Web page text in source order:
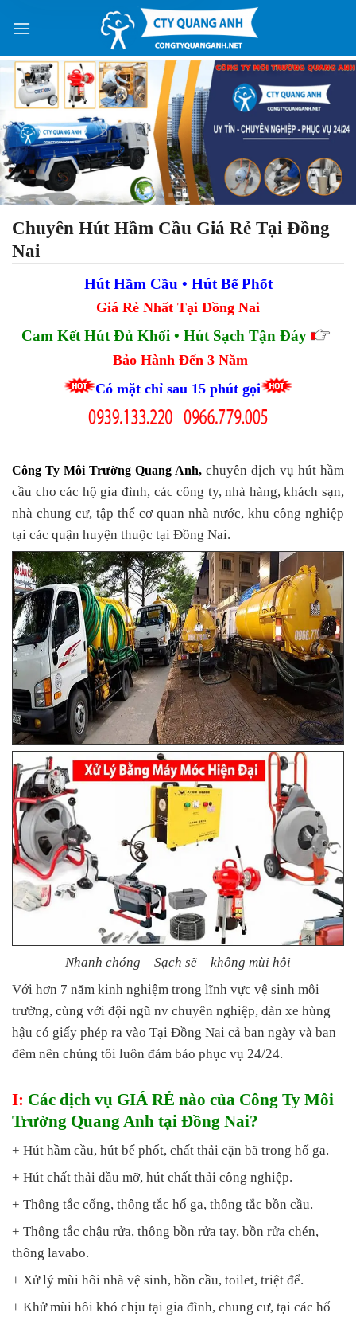
Chuyên Hút Hầm Cầu Giá Rẻ Tại Đồng
Nai
Hút Hầm Cầu • Hút Bể Phốt
Giá Rẻ Nhất Tại Đồng Nai
Cam Kết Hút Đủ Khối • Hút Sạch Tận Đáy
Bảo Hành Đến 3 Năm
Có mặt chỉ sau 15 phút gọi
Công Ty Môi Trường Quang Anh, chuyên dịch vụ hút hầm
cầu cho các hộ gia đình, các công ty, nhà hàng, khách sạn,
nhà chung cư, tập thể cơ quan nhà nước, khu công nghiệp
tại các quận huyện thuộc tại Đồng Nai.
Nhanh chóng – Sạch sẽ – không mùi hôi
Với hơn 7 năm kinh nghiệm trong lĩnh vực vệ sinh môi
trường, cùng với đội ngũ nv chuyên nghiệp, dàn xe hùng
hậu có giấy phép ra vào Tại Đồng Nai cả ban ngày và ban
đêm nên chúng tôi luôn đảm bảo phục vụ 24/24.
I: Các dịch vụ GIÁ RẺ nào của Công Ty Môi
Trường Quang Anh tại Đồng Nai?
+ Hút hầm cầu, hút bể phốt, chất thải cặn bã trong hố ga.
+ Hút chất thải dầu mỡ, hút chất thải công nghiệp.
+ Thông tắc cống, thông tắc hố ga, thông tắc bồn cầu.
+ Thông tắc chậu rửa, thông bồn rửa tay, bồn rửa chén,
thông lavabo.
+ Xử lý mùi hôi nhà vệ sinh, bồn cầu, toilet, triệt để.
+ Khử mùi hôi khó chịu tại gia đình, chung cư, tại các hố